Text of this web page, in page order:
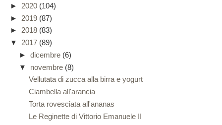
► 2020 (104)
► 2019 (87)
► 2018 (83)
▼ 2017 (89)
► dicembre (6)
▼ novembre (8)
Vellutata di zucca alla birra e yogurt
Ciambella all'arancia
Torta rovesciata all'ananas
Le Reginette di Vittorio Emanuele II